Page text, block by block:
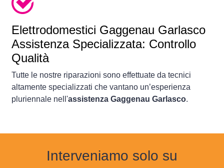
Elettrodomestici Gaggenau Garlasco
Assistenza Specializzata: Controllo
Qualità
Tutte le nostre riparazioni sono effettuate da tecnici
altamente specializzati che vantano un’esperienza
pluriennale nell'assistenza Gaggenau Garlasco.
Interveniamo solo su